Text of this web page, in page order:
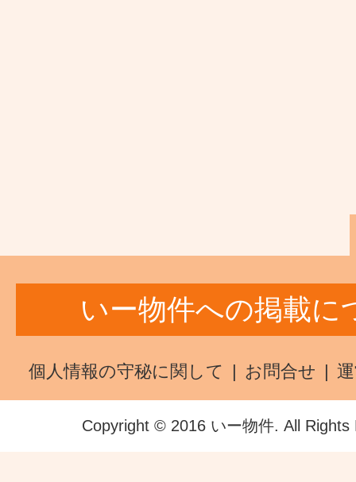
いー物件への掲載に
個人情報の守秘に関して お問合せ
Copyright © 2016 いー物件. All Rights